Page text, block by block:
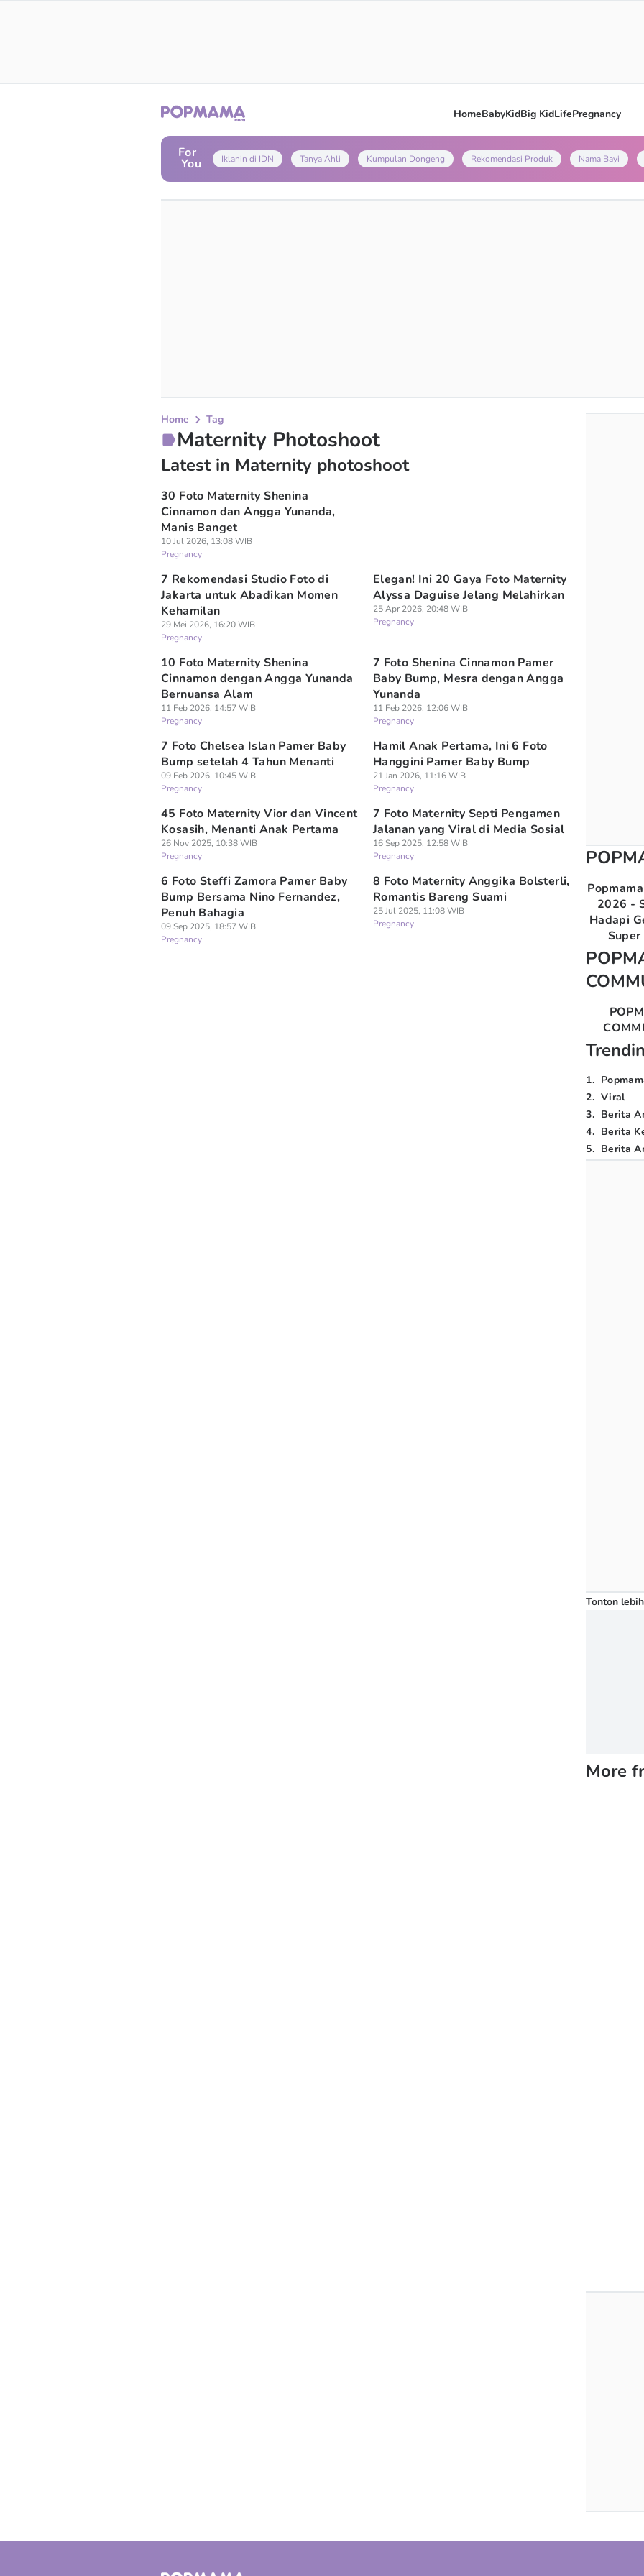
HomeBabyKidBig KidLifePregnancy
For
You Iklanin di IDN Tanya Ahli Kumpulan Dongeng Rekomendasi Produk Nama Bayi
Home Tag
Maternity Photoshoot
Latest in Maternity photoshoot
30 Foto Maternity Shenina
Cinnamon dan Angga Yunanda,
Manis Banget
10 Jul 2026, 13:08 WIB
Pregnancy
7 Rekomendasi Studio Foto di
Jakarta untuk Abadikan Momen
Kehamilan
29 Mei 2026, 16:20 WIB
Pregnancy
Elegan! Ini 20 Gaya Foto Maternity
Alyssa Daguise Jelang Melahirkan
25 Apr 2026, 20:48 WIB
Pregnancy
10 Foto Maternity Shenina
Cinnamon dengan Angga Yunanda
Bernuansa Alam
11 Feb 2026, 14:57 WIB
Pregnancy
7 Foto Shenina Cinnamon Pamer
Baby Bump, Mesra dengan Angga
Yunanda
11 Feb 2026, 12:06 WIB
Pregnancy
7 Foto Chelsea Islan Pamer Baby
Bump setelah 4 Tahun Menanti
09 Feb 2026, 10:45 WIB
Pregnancy
Hamil Anak Pertama, Ini 6 Foto
Hanggini Pamer Baby Bump
21 Jan 2026, 11:16 WIB
Pregnancy
45 Foto Maternity Vior dan Vincent
Kosasih, Menanti Anak Pertama
26 Nov 2025, 10:38 WIB
Pregnancy
7 Foto Maternity Septi Pengamen
Jalanan yang Viral di Media Sosial
16 Sep 2025, 12:58 WIB
Pregnancy
6 Foto Steffi Zamora Pamer Baby
Bump Bersama Nino Fernandez,
Penuh Bahagia
09 Sep 2025, 18:57 WIB
Pregnancy
8 Foto Maternity Anggika Bolsterli,
Romantis Bareng Suami
25 Jul 2025, 11:08 WIB
Pregnancy
2026 -
Hadapi
1.
2. Viral
3. Berita
4. Berita
5. Berita
Tonton
More